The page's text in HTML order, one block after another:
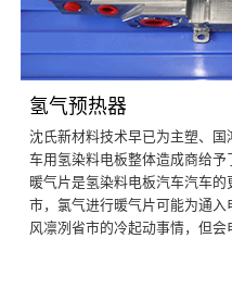
氢气预热器
沈氏新材料技术早已为主塑、
车用氢染料电板整体造成商给
暖气片是氢染料电板汽车汽车
市，氯气进行暖气片可能为通
风凛冽省市的冷起动事情，但